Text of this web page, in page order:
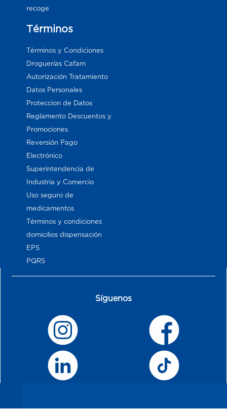
recoge
Términos
Términos y Condiciones
Droguerías Cafam
Autorización Tratamiento
Datos Personales
Proteccion de Datos
Reglamento Descuentos y
Promociones
Reversión Pago
Electrónico
Superintendencia de
Industria y Comercio
Uso seguro de
medicamentos
Términos y condiciones
domicilios dispensación
EPS
PQRS
Síguenos